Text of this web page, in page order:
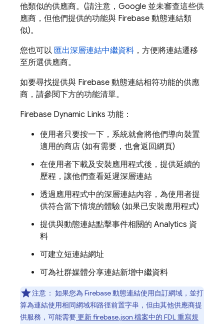
他類似的供應商。(請注意，Google 並未審查這些供
應商，但他們提供的功能與 Firebase 動態連結類
似)。
您也可以 匯出深層連結中繼資料 ，方便將連結遷移
至所選供應商。
如要尋找提供與 Firebase 動態連結相符功能的供應
商，請參閱下方的功能清單。
Firebase Dynamic Links 功能：
使用者只要按一下，系統就會將他們導向裝置
適用的商店 (如有需要，也會返回網頁)
在使用者下載及安裝應用程式後，提供延續的
歷程，讓他們查看延遲深層連結
透過應用程式中的深層連結內容，為使用者提
供符合當下情境的體驗 (如果已安裝應用程式)
提供與動態連結點擊事件相關的 Analytics 資
料
可建立短連結網址
可為社群媒體分享連結新增中繼資料
注意： 如果您為 Firebase 動態連結使用自訂網域，並打
算為連結使用相同網域和路徑前置字串，但由其他供應商提
供服務，可能需要更新 firebase.json 檔案中的 FDL 重寫規